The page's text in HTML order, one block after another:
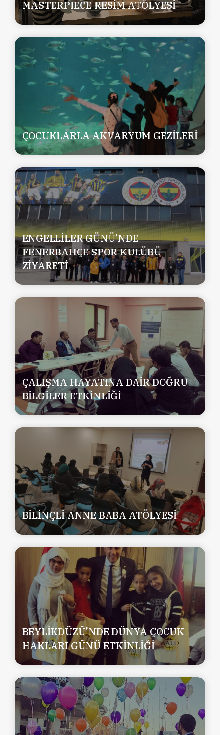
MASTERPIECE RESİM ATÖLYESİ
ÇOCUKLARLA AKVARYUM GEZİLERİ
ENGELLİLER GÜNÜ’NDE
FENERBAHÇE SPOR KULÜBÜ
ZİYARETİ
ÇALIŞMA HAYATINA DAİR DOĞRU
BİLGİLER ETKİNLİĞİ
BİLİNÇLİ ANNE BABA ATÖLYESİ
BEYLİKDÜZÜ'NDE DÜNYA ÇOCUK
HAKLARI GÜNÜ ETKİNLİĞİ